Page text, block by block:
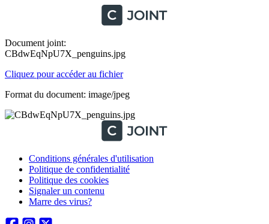
Document joint:
CBdwEqNpU7X_penguins.jpg
Cliquez pour accéder au fichier
Format du document: image/jpeg
Conditions générales d'utilisation
Politique de confidentialité
Politique des cookies
Signaler un contenu
Marre des virus?